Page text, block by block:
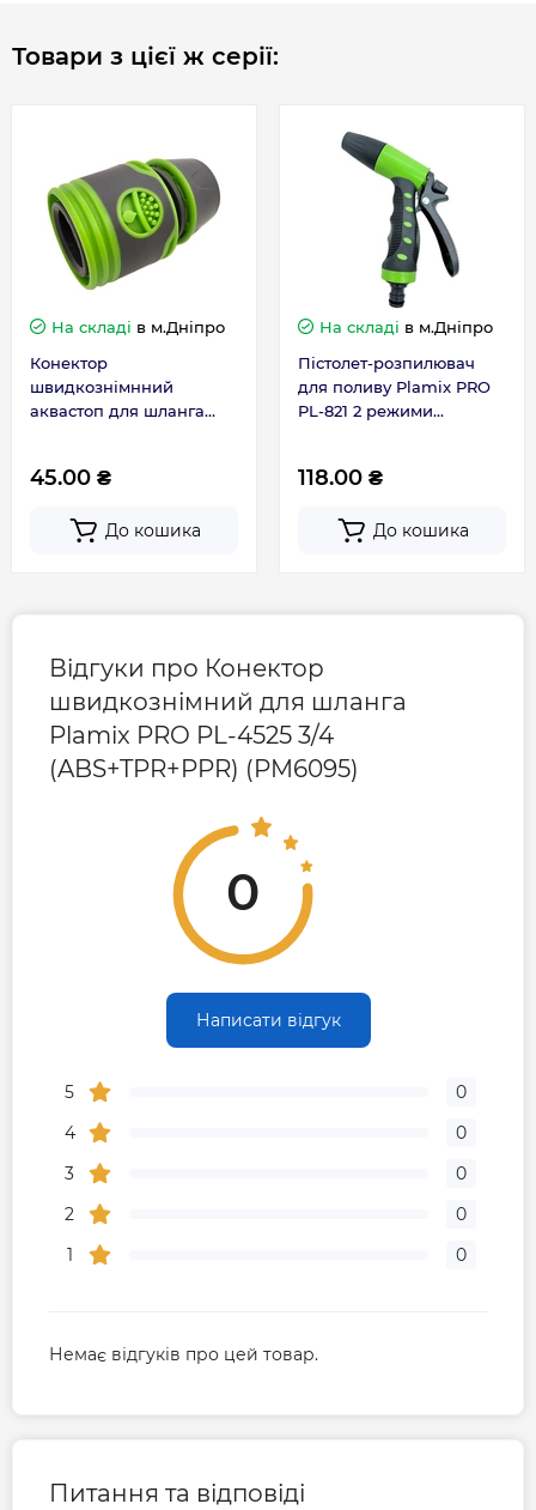
Товари з цієї ж серії:
На складі в м.Дніпро
Конектор
швидкознімнний
аквастоп для шланга
45.00 ₴
До кошика
На складі в м.Дніпро
Пістолет-розпилювач
для поливу Plamix PRO
PL-821 2 режими
118.00 ₴
До кошика
Відгуки про Конектор
швидкознімний для шланга
Plamix PRO PL-4525 3/4
(ABS+TPR+PPR) (PM6095)
0
Написати відгук
5
0
4
0
3
0
2
0
1
0
Немає відгуків про цей товар.
Питання та відповіді